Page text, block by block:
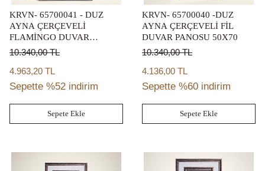
KRVN- 65700041 - DUZ
AYNA ÇERÇEVELİ
FLAMİNGO DUVAR
PANOSU 50X70
10.340,00TL
4.963,20 TL
Sepette %52 indirim
Sepete Ekle
KRVN- 65700040 -DUZ
AYNA ÇERÇEVELİ FİL
DUVAR PANOSU 50X70
10.340,00TL
4.136,00 TL
Sepette %60 indirim
Sepete Ekle